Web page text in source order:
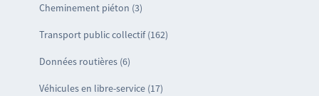
Cheminement piéton (3)
Transport public collectif (162)
Données routières (6)
Véhicules en libre-service (17)